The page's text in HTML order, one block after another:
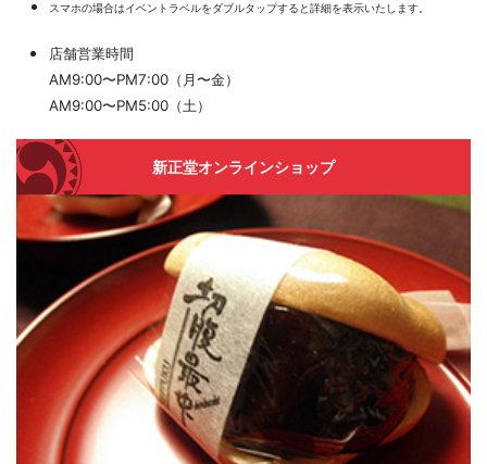
スマホの場合はイベントラベルをダブルタップすると詳細を表示いたします。
店舗営業時間
AM9:00〜PM7:00（月〜金）
AM9:00〜PM5:00（土）
新正堂オンラインショップ